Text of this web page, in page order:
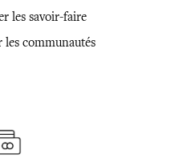
les savoir-faire
communautés